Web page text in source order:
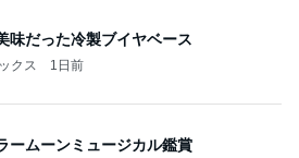
味だった冷製ブイヤベース
クス 1日前
ームーンミュージカル鑑賞